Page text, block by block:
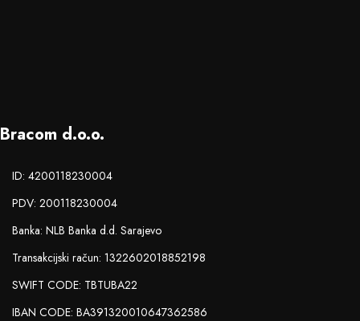
Bracom d.o.o.
ID: 4200118230004
PDV: 200118230004
Banka: NLB Banka d.d. Sarajevo
Transakcijski račun: 1322602018852198
SWIFT CODE: TBTUBA22
IBAN CODE: BA391320010647362586